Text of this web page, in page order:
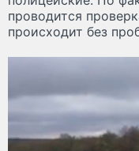
проводится
происходит без